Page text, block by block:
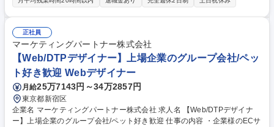
損や梱包にかかる手間等の課題ヒアリング■最適な包装資材や物流効率化
提案■包装容器等のオーダーメイド設計・開発提案【働き方】取引先から
の紹介等が中心で飛込・電話営業は一切無！発注作業等は事務メンバーが
フォローするため営業活動に専念可能◎残業は月2H程度と働きやすさ抜
群！【入社後】まずは数か月大阪本社にて業界・製品の知識を習得。その
後東京でOJTを通じて業務に慣れていただきます。 募集職種 第二新卒歓
迎【東京/法人営業】業界パイオニア/包装×アイデアで物流を支える
正社員
マーケティングパートナー株式会社
【Web/DTPデザイナー】上場企業のグループ会社/ペッ
ト好き歓迎 Webデザイナー
月給25万7143円～34万2857円
東京都新宿区
企業名 マーケティングパートナー株式会社 求人名 【Web/DTPデザイナ
ー】上場企業のグループ会社/ペット好き歓迎 仕事の内容 ・企業様のECサ